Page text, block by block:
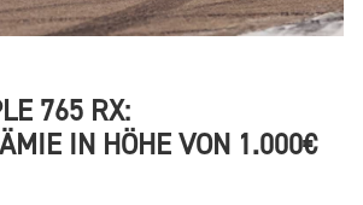
765 RX:
IN HÖHE VON 1.000€